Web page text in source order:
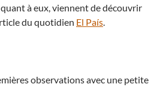
à eux, viennent de découvrir
du quotidien El País.
observations avec une petite